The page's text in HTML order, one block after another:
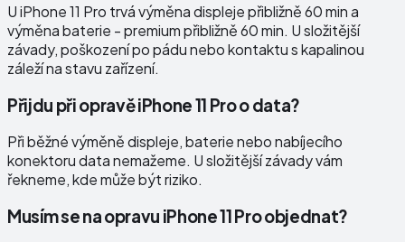
U iPhone 11 Pro trvá výměna displeje přibližně 60 min a
výměna baterie - premium přibližně 60 min. U složitější
závady, poškození po pádu nebo kontaktu s kapalinou
záleží na stavu zařízení.
Přijdu při opravě iPhone 11 Pro o data?
Při běžné výměně displeje, baterie nebo nabíjecího
konektoru data nemažeme. U složitější závady vám
řekneme, kde může být riziko.
Musím se na opravu iPhone 11 Pro objednat?